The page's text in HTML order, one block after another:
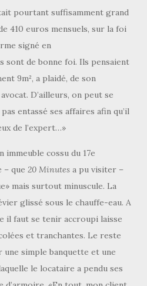
pourtant suffisamment grand
410 euros mensuels, sur la foi
signé en
sont de bonne foi. Ils pensaient
9m², a plaidé, de son
D’ailleurs, on peut se
entassé ses affaires afin qu’il
de l’expert…»
immeuble cossu du 17e
– que 20 Minutes a pu visiter –
mais surtout minuscule. La
glissé sous le chauffe-eau. A
il faut se tenir accroupi laisse
et tranchantes. Le reste
une simple banquette et une
le locataire a pendu ses